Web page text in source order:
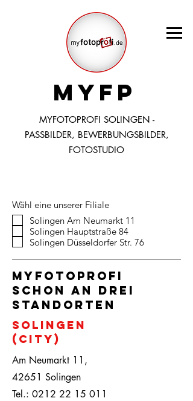
MYFP
MYFOTOPROFI SOLINGEN -
PASSBILDER, BEWERBUNGSBILDER,
FOTOSTUDIO
Wähl eine unserer Filiale
Solingen Am Neumarkt 11
Solingen Hauptstraße 84
Solingen Düsseldorfer Str. 76
myfotoprofi
schon an drei
standorten
Solingen
(city)
Am Neumarkt 11,
42651 Solingen
Tel.: 0212 22 15 011